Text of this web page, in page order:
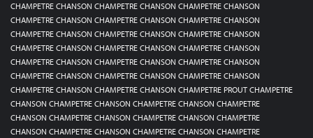
CHAMPETRE CHANSON CHAMPETRE CHANSON CHAMPETRE CHANSON
CHAMPETRE CHANSON CHAMPETRE CHANSON CHAMPETRE CHANSON
CHAMPETRE CHANSON CHAMPETRE CHANSON CHAMPETRE CHANSON
CHAMPETRE CHANSON CHAMPETRE CHANSON CHAMPETRE CHANSON
CHAMPETRE CHANSON CHAMPETRE CHANSON CHAMPETRE CHANSON
CHAMPETRE CHANSON CHAMPETRE CHANSON CHAMPETRE CHANSON
CHAMPETRE CHANSON CHAMPETRE CHANSON CHAMPETRE PROUT CHAMPETRE
CHANSON CHAMPETRE CHANSON CHAMPETRE CHANSON CHAMPETRE
CHANSON CHAMPETRE CHANSON CHAMPETRE CHANSON CHAMPETRE
CHANSON CHAMPETRE CHANSON CHAMPETRE CHANSON CHAMPETRE